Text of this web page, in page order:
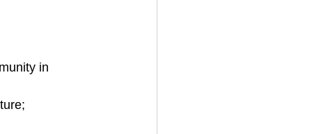
in